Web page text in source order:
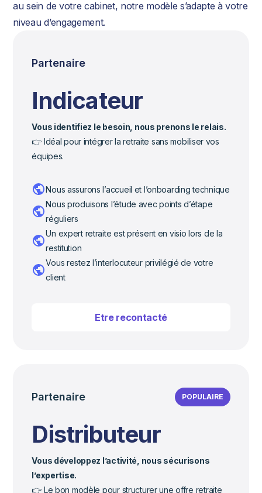
au sein de votre cabinet, notre modèle s’adapte à votre
niveau d’engagement.
Partenaire
Indicateur
Vous identifiez le besoin, nous prenons le relais.
👉 Idéal pour intégrer la retraite sans mobiliser vos
équipes.
Nous assurons l’accueil et l’onboarding technique
Nous produisons l’étude avec points d’étape
réguliers
Un expert retraite est présent en visio lors de la
restitution
Vous restez l’interlocuteur privilégié de votre
client
Etre recontacté
Partenaire POPULAIRE
Distributeur
Vous développez l’activité, nous sécurisons
l’expertise.
👉 Le bon modèle pour structurer une offre retraite